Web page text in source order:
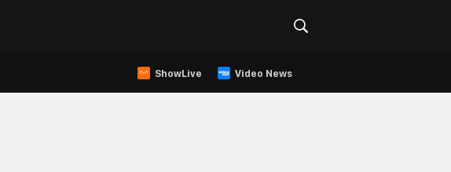
ShowLive Video News